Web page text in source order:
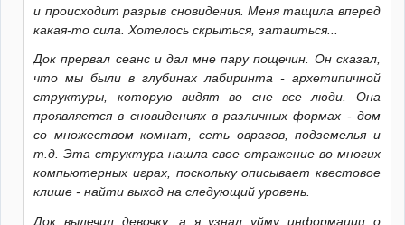
и происходит разрыв сновидения. Меня тащила вперед
какая-то сила. Хотелось скрыться, затаиться...
Док прервал сеанс и дал мне пару пощечин. Он сказал,
что мы были в глубинах лабиринта - архетипичной
структуры, которую видят во сне все люди. Она
проявляется в сновидениях в различных формах - дом
со множеством комнат, сеть оврагов, подземелья и
т.д. Эта структура нашла свое отражение во многих
компьютерных играх, поскольку описывает квестовое
клише - найти выход на следующий уровень.
Док вылечил девочку, а я узнал уйму информации о